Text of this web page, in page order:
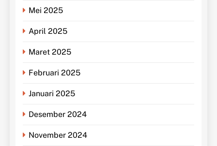
Mei 2025
April 2025
Maret 2025
Februari 2025
Januari 2025
Desember 2024
November 2024